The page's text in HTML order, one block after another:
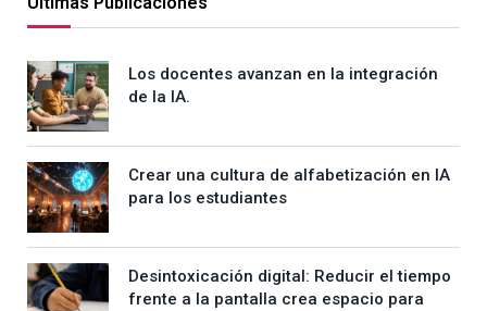
Los docentes avanzan en la integración
de la IA.
Crear una cultura de alfabetización en IA
para los estudiantes
Desintoxicación digital: Reducir el tiempo
frente a la pantalla crea espacio para